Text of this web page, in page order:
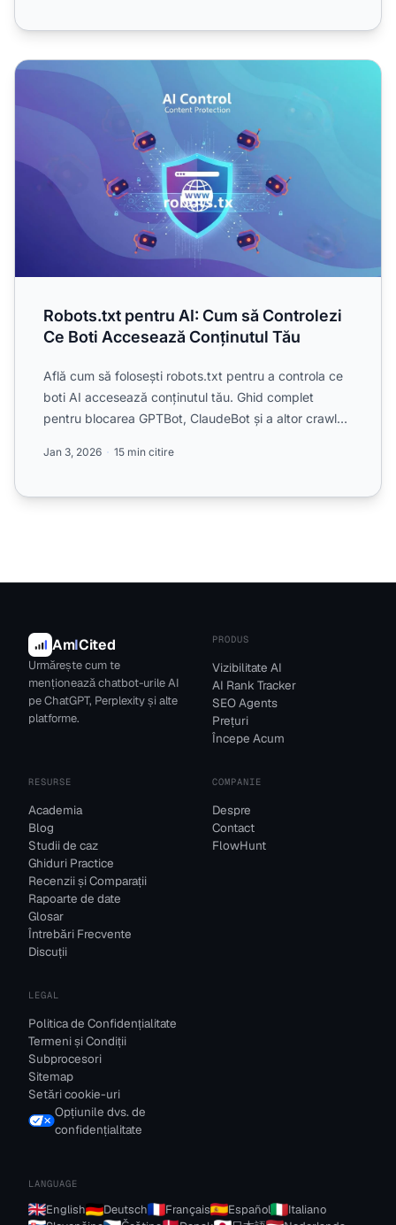
Robots.txt pentru AI: Cum să Controlezi Ce Boti
Robots.txt pentru AI: Cum să Controlezi
Ce Boti Accesează Conținutul Tău
Află cum să folosești robots.txt pentru a controla ce
boti AI accesează conținutul tău. Ghid complet
pentru blocarea GPTBot, ClaudeBot și a altor crawleri
Jan 3, 2026 15 min citire
AmICited
Urmărește cum te
menționează chatbot-urile AI
pe ChatGPT, Perplexity și alte
platforme.
PRODUS
Vizibilitate AI
AI Rank Tracker
SEO Agents
Prețuri
Începe Acum
RESURSE
Academia
Blog
Studii de caz
Ghiduri Practice
Recenzii și Comparații
Rapoarte de date
Glosar
Întrebări Frecvente
Discuții
COMPANIE
Despre
Contact
FlowHunt
LEGAL
Politica de Confidențialitate
Termeni și Condiții
Subprocesori
Sitemap
Setări cookie-uri
Opțiunile dvs. de
confidențialitate
LANGUAGE
English Deutsch Français Español
Italiano